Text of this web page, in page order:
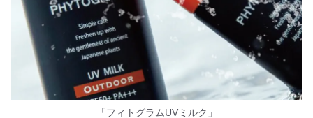
「フィトグラムUVミルク」